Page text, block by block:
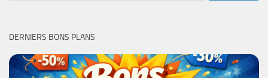
DERNIERS BONS PLANS